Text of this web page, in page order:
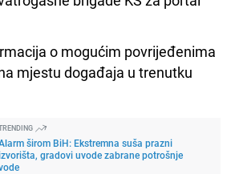
o mogućim povrijeđenima
mjestu događaja u trenutku
širom BiH: Ekstremna suša prazni
gradovi uvode zabrane potrošnje